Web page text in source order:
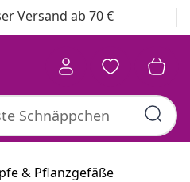
Versand ab 70 €
& Pflanzgefäße